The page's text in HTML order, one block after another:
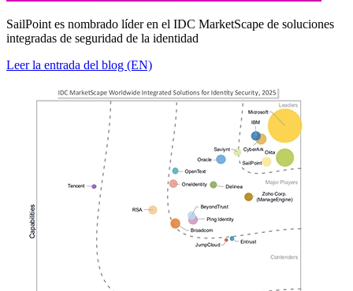
SailPoint es nombrado líder en el IDC MarketScape de soluciones
integradas de seguridad de la identidad
Leer la entrada del blog (EN)